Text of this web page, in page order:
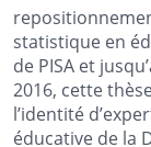
statistique en
de PISA et
2016, cette
l’identité
éducative de la